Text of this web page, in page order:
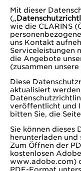
Mit dieser
(„
wie die CLARINS
uns Kontakt
Serviceleistungen
die Angebote
(zusammen unsere
Diese
aktualisiert
veröffentlicht und
bitten Sie, die
Sie können dieses
herunterladen und
Zum Öffnen der
kostenlosen
www.adobe.com)